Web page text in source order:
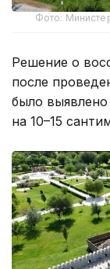
Фото:
Решение о
после
было
на 10–15